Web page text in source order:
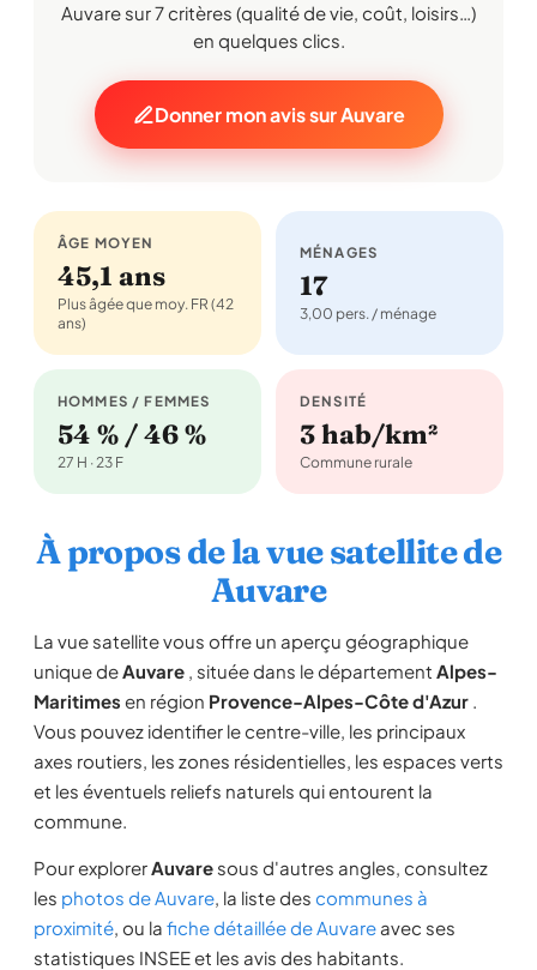
Auvare sur 7 critères (qualité de vie, coût, loisirs…)
en quelques clics.
Donner mon avis sur Auvare
ÂGE MOYEN
45,1 ans
Plus âgée que moy. FR (42
ans)
MÉNAGES
17
3,00 pers. / ménage
HOMMES / FEMMES
54 % / 46 %
27 H · 23 F
DENSITÉ
3 hab/km²
Commune rurale
À propos de la vue satellite de
Auvare
La vue satellite vous offre un aperçu géographique
unique deAuvare , située dans le département Alpes-
Maritimes en région Provence-Alpes-Côte d'Azur .
Vous pouvez identifier le centre-ville, les principaux
axes routiers, les zones résidentielles, les espaces verts
et les éventuels reliefs naturels qui entourent la
commune.
Pour explorerAuvare sous d'autres angles, consultez
les photos de Auvare, la liste des communes à
proximité, ou la fiche détaillée de Auvare avec ses
statistiques INSEE et les avis des habitants.